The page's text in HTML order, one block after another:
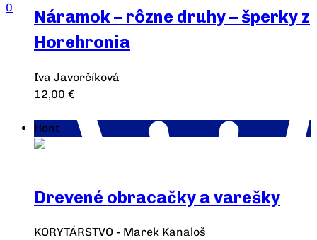
0
Náramok – rôzne druhy – šperky z
Horehronia
Iva Javorčíková
12,00 €
Hont
Drevené obracačky a varešky
KORYTÁRSTVO - Marek Kanaloš